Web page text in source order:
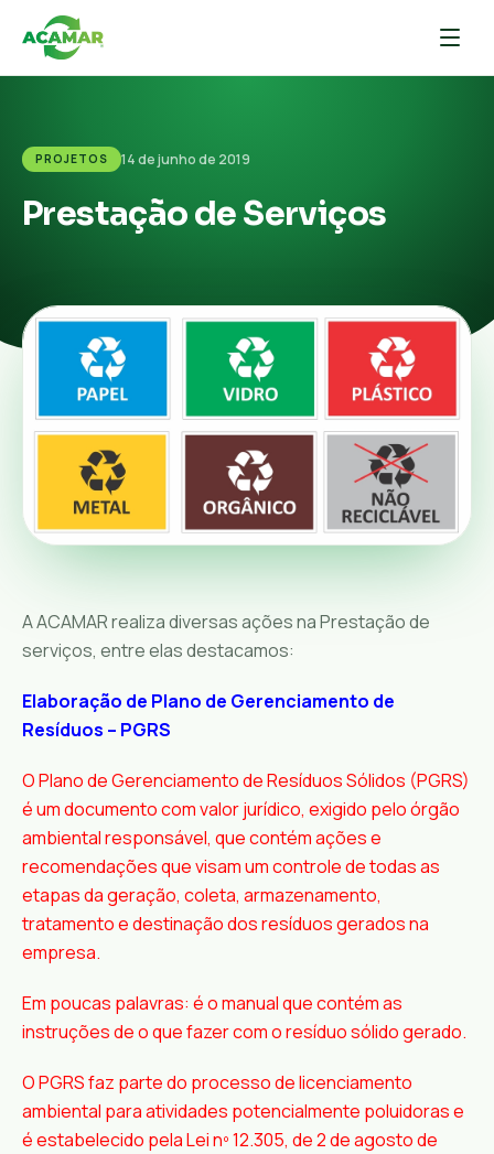
PROJETOS 14 de junho de 2019
Prestação de Serviços
A ACAMAR realiza diversas ações na Prestação de
serviços, entre elas destacamos:
Elaboração de Plano de Gerenciamento de
Resíduos – PGRS
O Plano de Gerenciamento de Resíduos Sólidos (PGRS)
é um documento com valor jurídico, exigido pelo órgão
ambiental responsável, que contém ações e
recomendações que visam um controle de todas as
etapas da geração, coleta, armazenamento,
tratamento e destinação dos resíduos gerados na
empresa.
Em poucas palavras: é o manual que contém as
instruções de o que fazer com o resíduo sólido gerado.
O PGRS faz parte do processo de licenciamento
ambiental para atividades potencialmente poluidoras e
é estabelecido pela Lei nº 12.305, de 2 de agosto de